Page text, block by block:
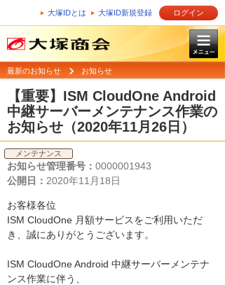
大塚IDとは 大塚ID新規登録 ログイン
最新のお知らせ お知らせ
【重要】ISM CloudOne Android
中継サーバーメンテナンス作業の
お知らせ（2020年11月26日）
メンテナンス
お知らせ管理番号： 0000001943
公開日： 2020年11月18日
お客様各位
ISM CloudOne 月額サービスをご利用いただ
き、誠にありがとうございます。
ISM CloudOne Android 中継サーバーメンテナ
ンス作業に伴う、